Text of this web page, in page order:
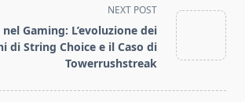
NEXT POST
Gaming: L’evoluzione dei
di String Choice e il Caso di
Towerrushstreak